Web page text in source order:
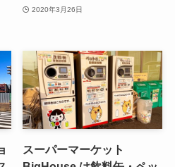
2020年3月26日
スーパーマーケット